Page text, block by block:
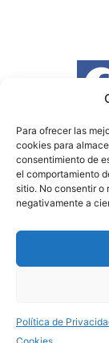
Para ofrecer las
cookies para
consentimiento de
el comportamiento
sitio. No consentir o
negativamente a
Política de